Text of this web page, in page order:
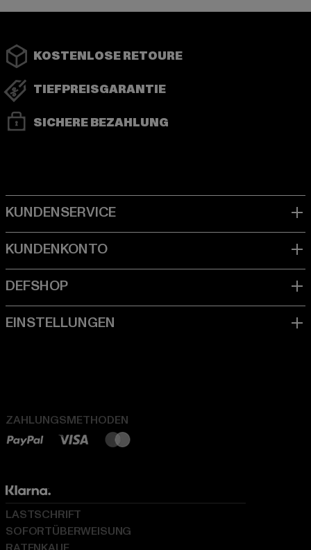
KOSTENLOSE RETOURE
TIEFPREISGARANTIE
SICHERE BEZAHLUNG
ZAHLUNGSMETHODEN
LASTSCHRIFT
SOFORTÜBERWEISUNG